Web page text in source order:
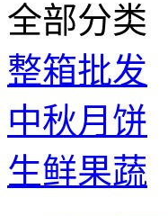
全部分类
整箱批发
中秋月饼
生鲜果蔬